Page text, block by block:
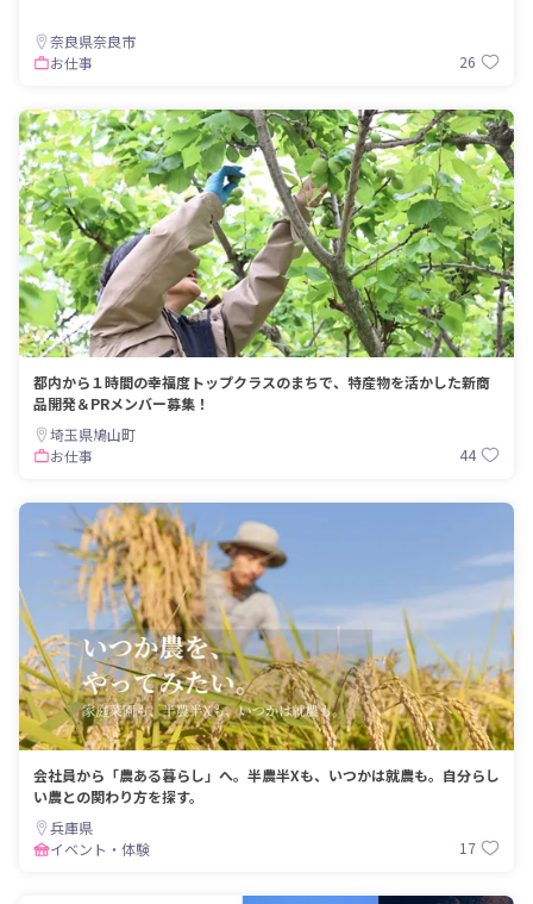
奈良県奈良市
お仕事
26
都内から１時間の幸福度トップクラスのまちで、特産物を活かした新商
品開発＆PRメンバー募集！
埼玉県鳩山町
お仕事
44
会社員から「農ある暮らし」へ。半農半Xも、いつかは就農も。自分らし
い農との関わり方を探す。
兵庫県
イベント・体験
17